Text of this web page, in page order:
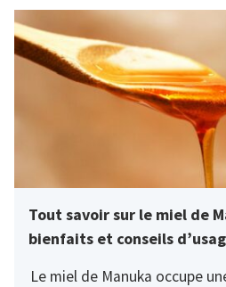
Tout savoir sur le miel de
bienfaits et conseils
Le miel de Manuka occupe